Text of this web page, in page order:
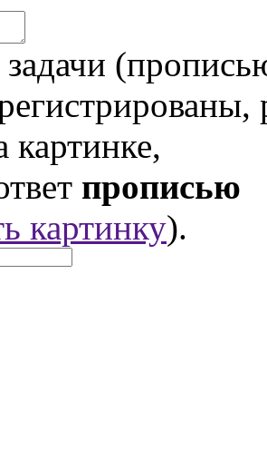
картинке,
прописью
картинку).